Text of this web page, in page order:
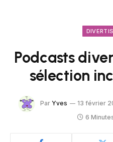
Podcasts
sélection
Par Yves 13 février
6